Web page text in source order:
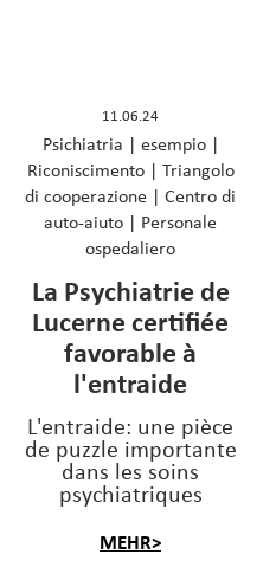
11.06.24
Psichiatria | esempio|
Riconiscimento| Triangolo
di cooperazione | Centro di
auto-aiuto | Personale
ospedaliero
La Psychiatrie de
Lucerne certifiée
favorable à
l'entraide
L'entraide: une pièce
de puzzle importante
dans les soins
psychiatriques
MEHR>